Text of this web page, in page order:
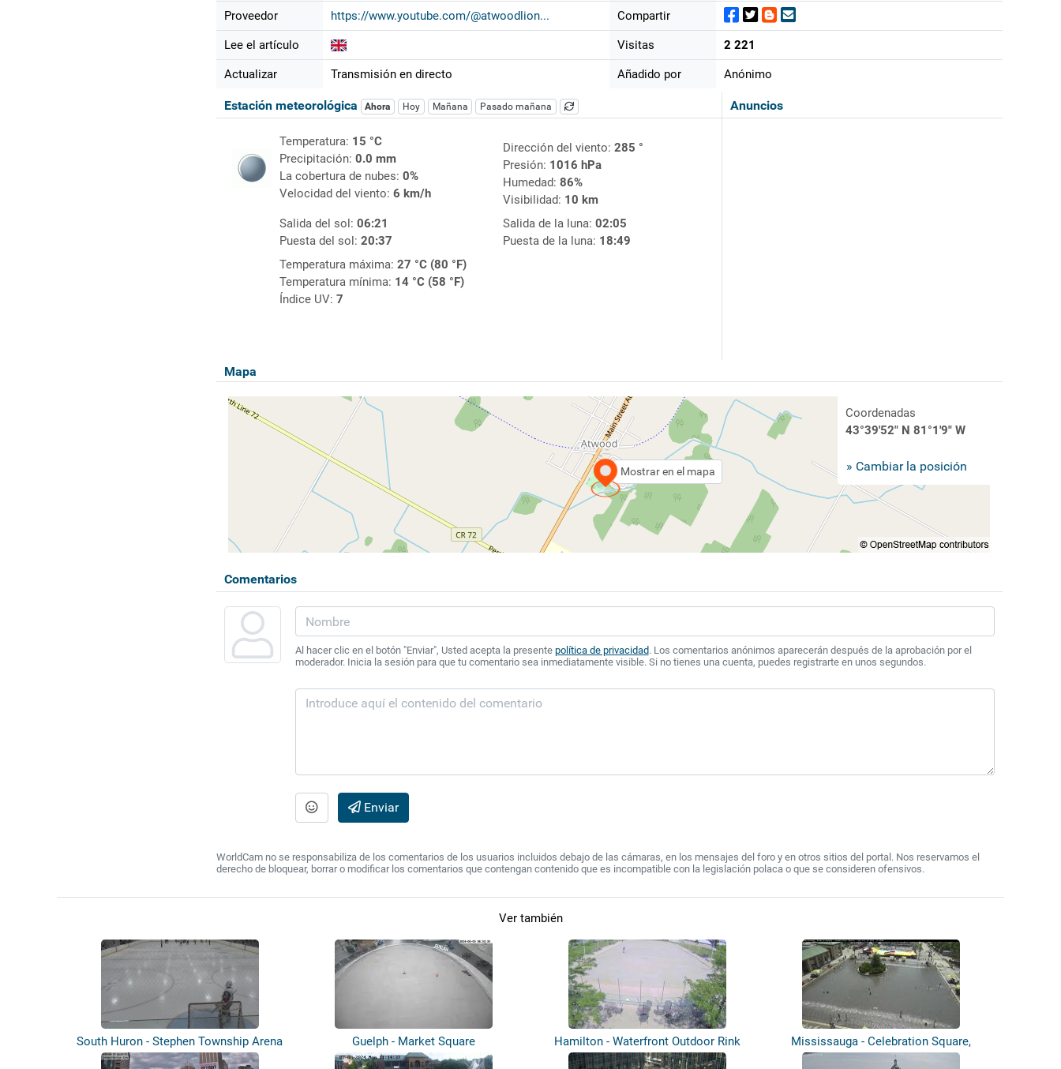
Proveedor https://www.youtube.com/@atwoodlion...
Lee el artículo
Actualizar Transmisión en directo
Compartir
Visitas 2 221
Añadido por Anónimo
Anuncios
Estación meteorológica Ahora Hoy Mañana Pasado mañana
Temperatura: 15 °C
Precipitación: 0.0 mm
La cobertura de nubes: 0%
Velocidad del viento: 6 km/h
Dirección del viento: 285 °
Presión: 1016 hPa
Humedad: 86%
Visibilidad: 10 km
Salida del sol: 06:21
Puesta del sol: 20:37
Salida de la luna: 02:05
Puesta de la luna: 18:49
Temperatura máxima: 27 °C (80 °F)
Temperatura mínima: 14 °C (58 °F)
Índice UV: 7
Mapa
Mostrar en el mapa
Coordenadas
43°39'52" N 81°1'9" W
» Cambiar la posición
Comentarios
Al hacer clic en el botón "Enviar", Usted acepta la presente política de privacidad. Los comentarios anónimos aparecerán después de la aprobación por el
moderador. Inicia la sesión para que tu comentario sea inmediatamente visible. Si no tienes una cuenta, puedes registrarte en unos segundos.
Enviar
WorldCam no se responsabiliza de los comentarios de los usuarios incluidos debajo de las cámaras, en los mensajes del foro y en otros sitios del portal. Nos reservamos el
derecho de bloquear, borrar o modificar los comentarios que contengan contenido que es incompatible con la legislación polaca o que se consideren ofensivos.
Ver también
South Huron - Stephen Township Arena Guelph - Market Square Hamilton - Waterfront Outdoor Rink
Mississauga - Celebration Square,
Missis...